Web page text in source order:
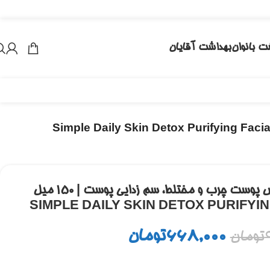
بانوانبهداشت آقایان
ژل شستشوی سیمپل | مخصوص پوست چرب و مختلط، سم زدایی پوست | ۱۵۰ میل
SIMPLE DAILY SKIN DETOX
تومان 668,000تومان